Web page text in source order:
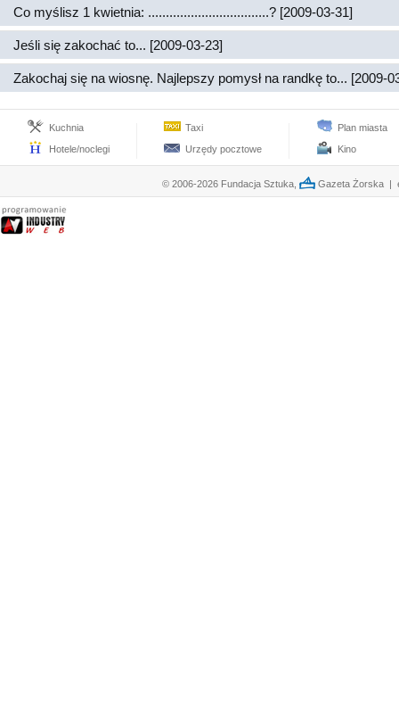
Co myślisz 1 kwietnia: ..................................? [2009-03-31]
Jeśli się zakochać to... [2009-03-23]
Zakochaj się na wiosnę. Najlepszy pomysł na randkę to... [2009-
Kuchnia
Hotele/noclegi
Taxi
Urzędy pocztowe
Plan miasta
Kino
© 2006-2026 Fundacja Sztuka, Gazeta Żorska |